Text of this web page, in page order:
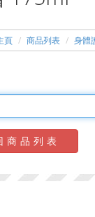
頁 商品列表 身體
商品列表